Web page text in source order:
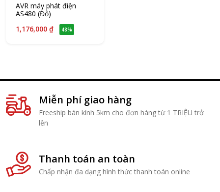
AVR máy phát điện
AS480 (Đỏ)
1,176,000 ₫
48%
Miễn phí giao hàng
Freeship bán kính 5km cho đơn hàng từ 1 TRIỆU trở
lên
Thanh toán an toàn
Chấp nhận đa dạng hình thức thanh toán online